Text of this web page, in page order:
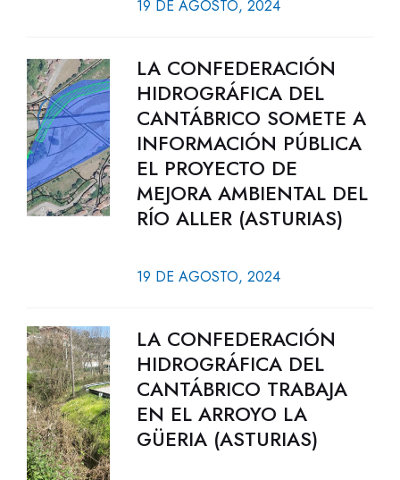
19 DE AGOSTO, 2024
LA CONFEDERACIÓN
HIDROGRÁFICA DEL
CANTÁBRICO SOMETE A
INFORMACIÓN PÚBLICA
EL PROYECTO DE
MEJORA AMBIENTAL DEL
RÍO ALLER (ASTURIAS)
19 DE AGOSTO, 2024
LA CONFEDERACIÓN
HIDROGRÁFICA DEL
CANTÁBRICO TRABAJA
EN EL ARROYO LA
GÜERIA (ASTURIAS)